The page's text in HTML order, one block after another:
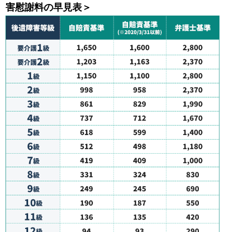
害慰謝料の早見表＞